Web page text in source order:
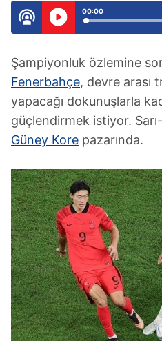
00:00
Şampiyonluk özlemine
Fenerbahçe, devre arası
yapacağı dokunuşlarla
güçlendirmek istiyor.
Güney Kore pazarında.